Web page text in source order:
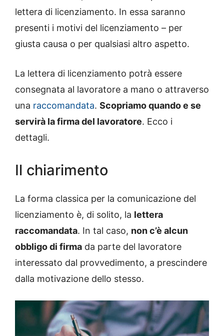
lettera di licenziamento. In essa saranno
presenti i motivi del licenziamento – per
giusta causa o per qualsiasi altro aspetto.
La lettera di licenziamento potrà essere
consegnata al lavoratore a mano o attraverso
una raccomandata. Scopriamo quando e se
servirà la firma del lavoratore. Ecco i
dettagli.
Il chiarimento
La forma classica per la comunicazione del
licenziamento è, di solito, la lettera
raccomandata. In tal caso, non c’è alcun
obbligo di firma da parte del lavoratore
interessato dal provvedimento, a prescindere
dalla motivazione dello stesso.